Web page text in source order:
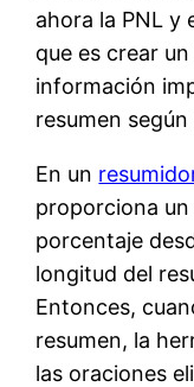
ahora la PNL y
que es crear
información
resumen
En un
proporciona
porcentaje
longitud del
Entonces,
resumen, la
las oraciones